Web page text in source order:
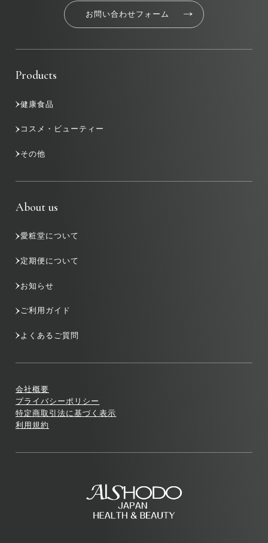
お問い合わせフォーム
Products
健康食品
コスメ・ビューティー
その他
About us
愛粧堂について
定期便について
お知らせ
ご利用ガイド
よくあるご質問
会社概要
プライバシーポリシー
特定商取引法に基づく表示
利用規約